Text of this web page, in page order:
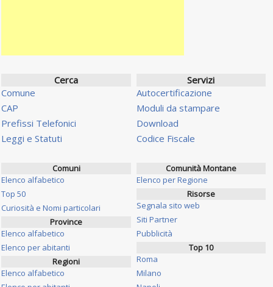
Cerca
Comune
CAP
Prefissi Telefonici
Leggi e Statuti
Servizi
Autocertificazione
Moduli da stampare
Download
Codice Fiscale
Comuni
Elenco alfabetico
Top 50
Curiosità e Nomi particolari
Province
Elenco alfabetico
Elenco per abitanti
Regioni
Elenco alfabetico
Comunità Montane
Elenco per Regione
Risorse
Segnala sito web
Siti Partner
Pubblicità
Top 10
Roma
Milano